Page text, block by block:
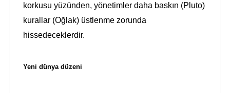
korkusu yüzünden, yönetimler daha baskın (Pluto)
kurallar (Oğlak) üstlenme zorunda
hissedeceklerdir.
Yeni dünya düzeni